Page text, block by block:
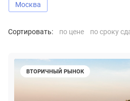
Москва
Сортировать: по цене по сроку
ВТОРИЧНЫЙ РЫНОК